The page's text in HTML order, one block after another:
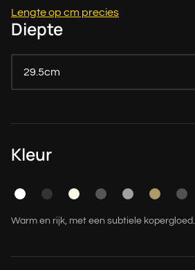
Lengte op cm precies
Diepte
29.5cm
Kleur
Warm en rijk, met een subtiele kopergloed.